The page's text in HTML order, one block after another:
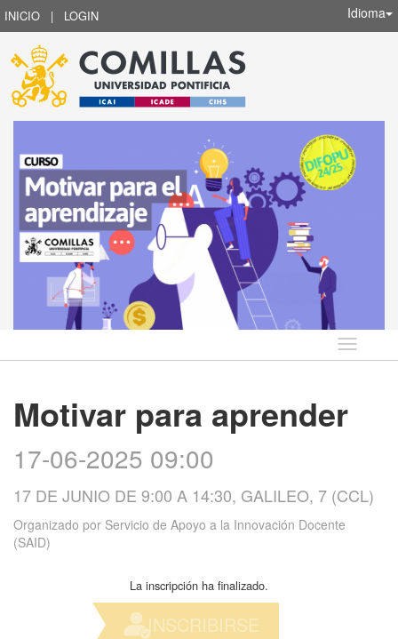
INICIO | LOGIN Idioma
Idioma
Motivar para aprender
17-06-2025 09:00
17 DE JUNIO DE 9:00 A 14:30, GALILEO, 7 (CCL)
Organizado por Servicio de Apoyo a la Innovación Docente
(SAID)
La inscripción ha finalizado.
INSCRIBIRSE